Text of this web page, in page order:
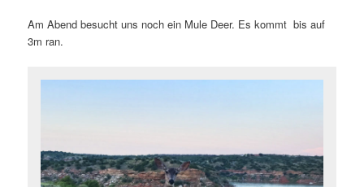
Am Abend besucht uns noch ein Mule Deer. Es kommt bis auf
3m ran.